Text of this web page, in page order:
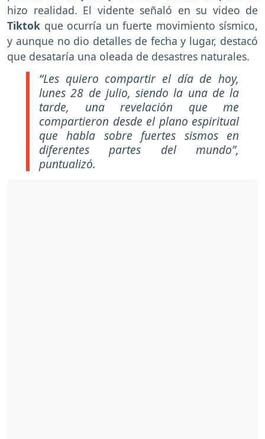
hizo realidad. El vidente señaló en su video de
Tiktok que ocurría un fuerte movimiento sísmico,
y aunque no dio detalles de fecha y lugar, destacó
que desataría una oleada de desastres naturales.
“Les quiero compartir el día de hoy,
lunes 28 de julio, siendo la una de la
tarde, una revelación que me
compartieron desde el plano espiritual
que habla sobre fuertes sismos en
diferentes partes del mundo”,
puntualizó.